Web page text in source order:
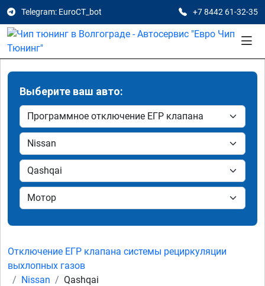
Telegram: EuroCT_bot +7 8442 61-32-35
Выберите ваш авто:
Отключение ЕГР клапана системы рециркуляции
выхлопных газов
Nissan
Qashqai